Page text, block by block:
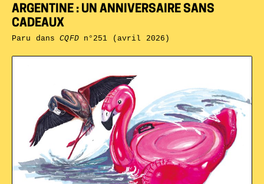
ARGENTINE : UN ANNIVERSAIRE SANS
CADEAUX
Paru dansCQFDn°251 (avril 2026)